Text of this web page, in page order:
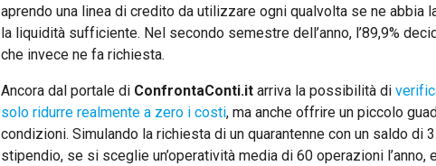
aprendo una linea di credito da utilizzare ogni qualvolta se ne abbia
la liquidità sufficiente. Nel secondo semestre dell’anno, l’89,9%
che invece ne fa richiesta.
Ancora dal portale di ConfrontaConti.it arriva la possibilità di
solo ridurre realmente a zero i costi, ma anche offrire un piccolo
condizioni. Simulando la richiesta di un quarantenne con un saldo di
stipendio, se si sceglie un’operatività media di 60 operazioni